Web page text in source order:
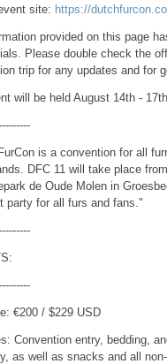
site: https://
provided on this page
Please double check the
trip for any updates and for
will be held August 14th -
is a convention for all
DFC 11 will take place
de Oude Molen in
party for all furs and fans."
€200 / $229 USD
Convention entry, bedding,
as well as snacks and all